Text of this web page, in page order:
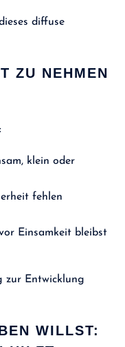
diffuse
ZU NEHMEN
klein oder
fehlen
Einsamkeit bleibst
zur Entwicklung
WILLST: